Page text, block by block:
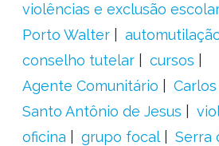
violências e exclusão
Porto Walter
conselho tutelar
cursos
Agente Comunitário
Santo Antônio de Jesus
oficina
grupo focal Serra